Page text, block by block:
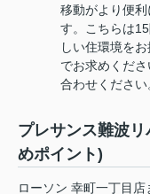
移動がより便
す。こちらは
しい住環境を
でお求めくだ
合わせください
プレサンス難波
めポイント)
ローソン 幸町一丁目